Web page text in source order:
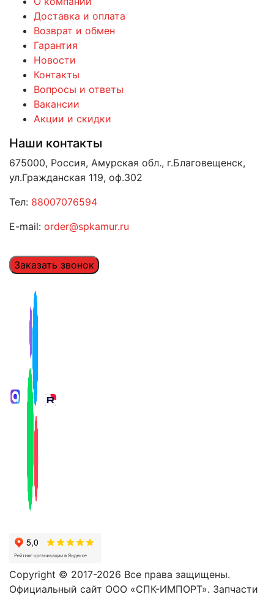
Доставка и оплата
Возврат и обмен
Гарантия
Новости
Контакты
Вопросы и ответы
Вакансии
Акции и скидки
Наши контакты
675000, Россия, Амурская обл., г.Благовещенск,
ул.Гражданская 119, оф.302
Тел: 88007076594
E-mail: order@spkamur.ru
Заказать звонок
Copyright © 2017-2026 Все права защищены.
Официальный сайт ООО «СПК-ИМПОРТ». Запчасти